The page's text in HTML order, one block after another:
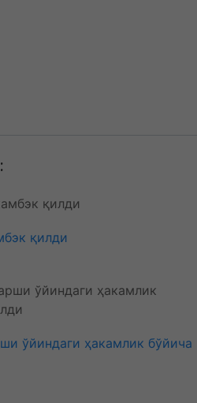
қилди
ўйиндаги ҳакамлик бўйича